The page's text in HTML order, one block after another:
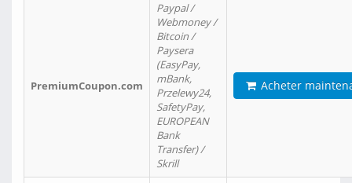
PremiumCoupon.com
Paypal /
Webmoney /
Bitcoin /
Paysera
(EasyPay,
mBank,
Przelewy24,
SafetyPay,
EUROPEAN
Bank
Transfer) /
Skrill
Acheter